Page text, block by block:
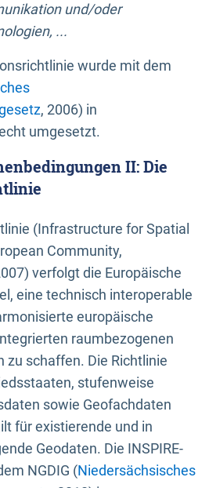
und/oder
...
wurde mit dem
, 2006) in
umgesetzt.
II: Die
(Infrastructure for Spatial
Community,
verfolgt die Europäische
eine technisch interoperable
europäische
raumbezogenen
schaffen. Die Richtlinie
stufenweise
sowie Geofachdaten
für existierende und in
Geodaten. Die INSPIRE-
NGDIG (Niedersächsisches